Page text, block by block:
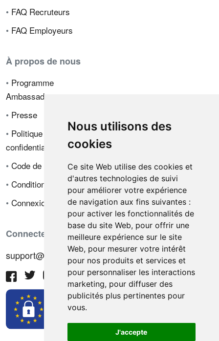
Nous utilisons des
cookies
Ce site Web utilise des cookies et
d'autres technologies de suivi
pour améliorer votre expérience
de navigation aux fins suivantes :
pour activer les fonctionnalités de
base du site Web, pour offrir une
meilleure expérience sur le site
Web, pour mesurer votre intérêt
pour nos produits et services et
pour personnaliser les interactions
marketing, pour diffuser des
publicités plus pertinentes pour
vous.
J'accepte
• FAQ Recruteurs
• FAQ Employeurs
À propos de nous
• Programme
Ambassadeur
• Presse
• Politique de
confidentialité
• Code de déontologie
• Conditions de vente
• Connexion
Connectez-vous avec nous
support@hiringnotes.com